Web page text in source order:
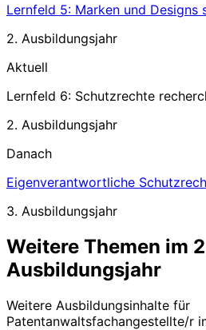
Lernfeld 5: Marken und Designs
2. Ausbildungsjahr
Aktuell
Lernfeld 6: Schutzrechte
2. Ausbildungsjahr
Danach
Eigenverantwortliche
3. Ausbildungsjahr
Weitere Themen im
Ausbildungsjahr
Weitere Ausbildungsinhalte für
Patentanwaltsfachangestellte/r